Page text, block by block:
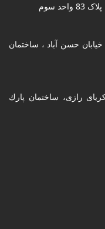
سوم
حسن آباد ، ساختمان
رازی، ساختمان پارك